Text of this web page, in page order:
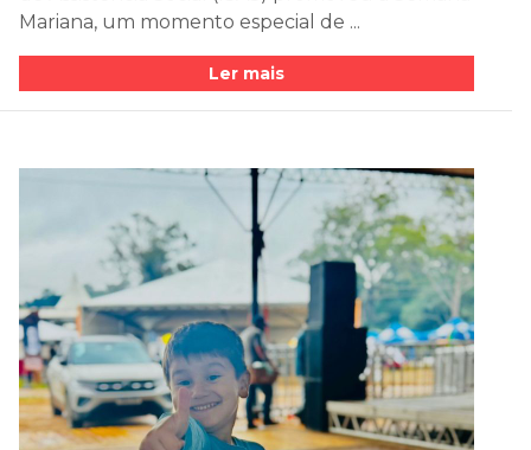
Mariana, um momento especial de ...
Ler mais